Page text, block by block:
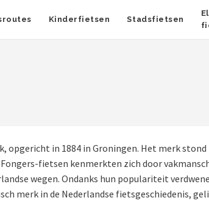
Kinderfietsen Stadsfietsen
opgericht in 1884 in Groningen. Het merk
fietsen kenmerkten zich door
wegen. Ondanks hun populariteit
merk in de Nederlandse fietsgeschiedenis,